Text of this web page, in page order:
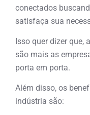
conectados
satisfaça sua
Isso quer dizer que,
são mais as
porta em porta.
Além disso, os
indústria são: